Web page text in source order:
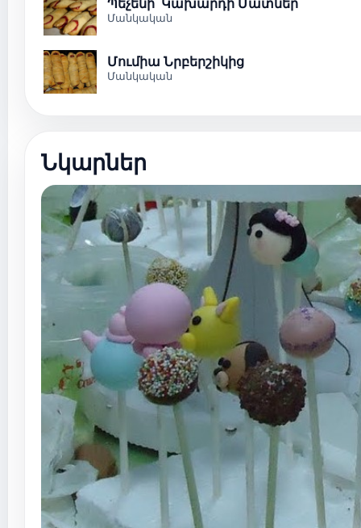
Պեչենի ՝Կախարդի Մատներ
Մանկական
Մումիա Նրբերշիկից
Մանկական
Նկարներ